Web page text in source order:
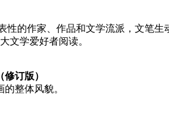
的作家、作品和文学流派，文笔
文学爱好者阅读。
修订版）
整体风貌。